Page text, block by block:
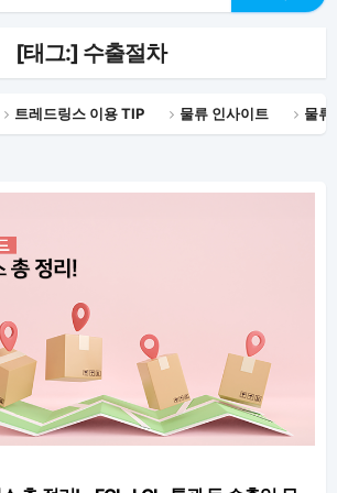
[태그:] 수출절차
트레드링스 이용 TIP 물류 인사이트 물류